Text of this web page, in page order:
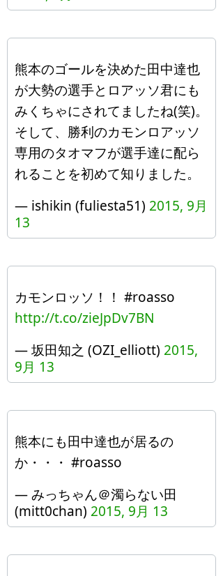
熊本のゴールを決めた田中達也
が大勢の選手とロアッソ君にも
みくちゃにされてましたね(笑)。
そして、勝利のカモンロアッソ
専用のタオマフが選手達に配ら
れることを初めて知りました。
— ishikin (fuliesta51) 2015, 9月
13
カモンロッソ！！ #roasso
http://t.co/zieJpDv7BN
— 坂田知之 (OZI_elliott) 2015,
9月 13
熊本にも田中達也が居るの
か・・・ #roasso
— みっちゃん＠濁らない田
(mitt0chan) 2015, 9月 13